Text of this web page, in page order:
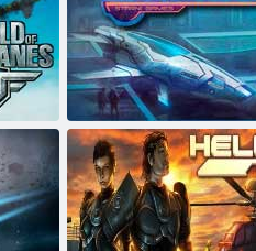
סוָאג ןרעטש